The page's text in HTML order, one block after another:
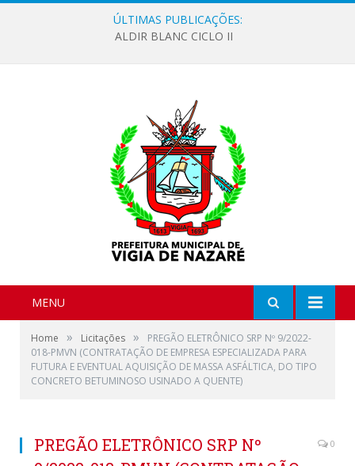
ÚLTIMAS PUBLICAÇÕES:
ALDIR BLANC CICLO II
MENU
Home » Licitações »
PREGÃO ELETRÔNICO SRP Nº 9/2022-
018-PMVN (CONTRATAÇÃO DE EMPRESA ESPECIALIZADA PARA
FUTURA E EVENTUAL AQUISIÇÃO DE MASSA ASFÁLTICA, DO TIPO
CONCRETO BETUMINOSO USINADO A QUENTE)
PREGÃO ELETRÔNICO SRP Nº
0